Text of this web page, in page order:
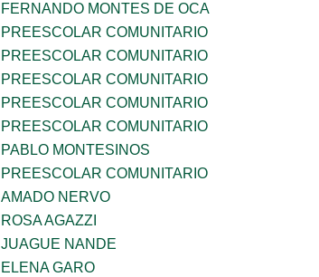
FERNANDO MONTES DE OCA
PREESCOLAR COMUNITARIO
PREESCOLAR COMUNITARIO
PREESCOLAR COMUNITARIO
PREESCOLAR COMUNITARIO
PREESCOLAR COMUNITARIO
PABLO MONTESINOS
PREESCOLAR COMUNITARIO
AMADO NERVO
ROSA AGAZZI
JUAGUE NANDE
ELENA GARO